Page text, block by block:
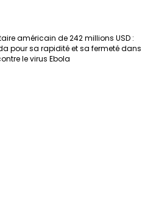
américain de 242 millions USD :
pour sa rapidité et sa fermeté dans
le virus Ebola